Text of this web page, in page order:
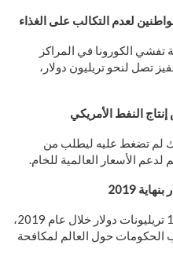
لعدم التكالب على الغذاء
تفشي الكورونا في المراكز
تصل لنحو تريليون دولار،
النفط الأمريكي
لم تضغط عليه ليطلب من
الأسعار العالمية للخام.
شهدت الديون العالمية قفزة بنحو 10 تريليونات دولار خلال عام 2019،
الحكومات حول العالم لمكافحة